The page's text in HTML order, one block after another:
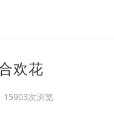
欢花
次浏览